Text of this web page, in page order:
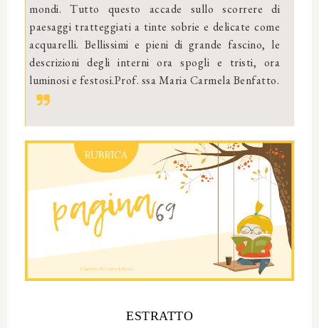
mondi. Tutto questo accade sullo scorrere di
paesaggi tratteggiati a tinte sobrie e delicate come
acquarelli. Bellissimi e pieni di grande fascino, le
descrizioni degli interni ora spogli e tristi, ora
luminosi e festosi.Prof. ssa Maria Carmela Benfatto.
ESTRATTO